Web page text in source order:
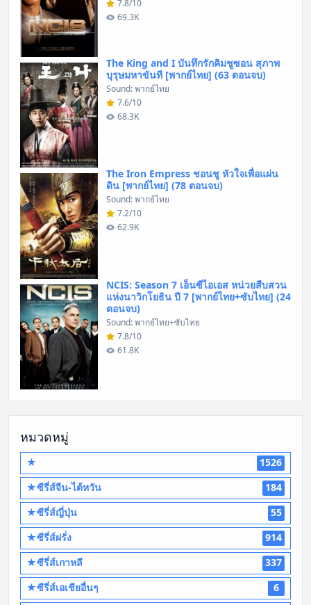
7.8/10
69.3K
The King and I บันทึกรักคิมชูซอน สุภาพ
บุรุษมหาขันที [พากย์ไทย] (63 ตอนจบ)
Sound: พากย์ไทย
7.6/10
68.3K
The Iron Empress ชอนชู หัวใจเพื่อแผ่น
ดิน [พากย์ไทย] (78 ตอนจบ)
Sound: พากย์ไทย
7.2/10
62.9K
NCIS: Season 7 เอ็นซีไอเอส หน่วยสืบสวน
แห่งนาวิกโยธิน ปี 7 [พากย์ไทย+ซับไทย] (24
ตอนจบ)
Sound: พากย์ไทย+ซับไทย
7.8/10
61.8K
หมวดหมู่
★
1526
★ซีรี่ส์จีน-ไต้หวัน
184
★ซีรี่ส์ญี่ปุ่น
55
★ซีรี่ส์ฝรั่ง
914
★ซีรี่ส์เกาหลี
337
★ซีรี่ส์เอเชียอื่นๆ
6